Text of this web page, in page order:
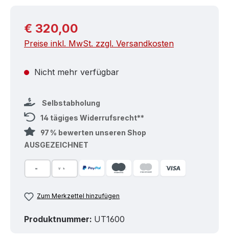
Regulärer Preis:
€ 320,00
Preise inkl. MwSt. zzgl. Versandkosten
Nicht mehr verfügbar
Selbstabholung
14 tägiges Widerrufsrecht**
97 % bewerten unseren Shop
AUSGEZEICHNET
Zum Merkzettel hinzufügen
Produktnummer: UT1600